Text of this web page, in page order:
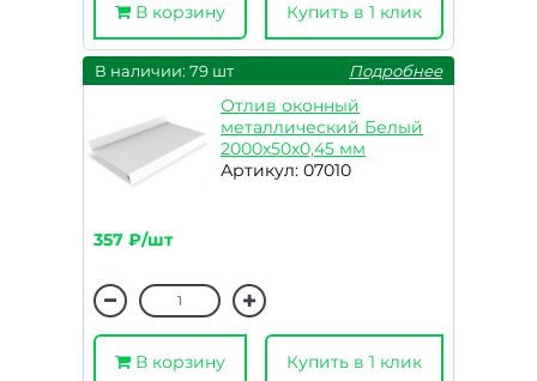
В корзину Купить в 1 клик
В наличии: 79 шт Подробнее
Отлив оконный
металлический Белый
2000х50х0,45 мм
Артикул: 07010
357 ₽/шт
В корзину Купить в 1 клик